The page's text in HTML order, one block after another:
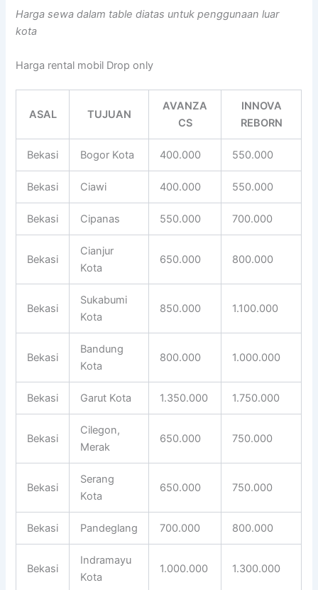
Harga sewa dalam table diatas untuk penggunaan luar
kota
Harga rental mobil Drop only
ASAL TUJUAN
AVANZA
CS
INNOVA
REBORN
Bekasi Bogor Kota 400.000 550.000
Bekasi Ciawi 400.000 550.000
Bekasi Cipanas 550.000 700.000
Bekasi
Cianjur
Kota
650.000 800.000
Bekasi
Sukabumi
Kota
850.000 1.100.000
Bekasi
Bandung
Kota
800.000 1.000.000
Bekasi Garut Kota 1.350.000 1.750.000
Bekasi
Cilegon,
Merak
650.000 750.000
Bekasi
Serang
Kota
650.000 750.000
Bekasi Pandeglang 700.000 800.000
Bekasi
Indramayu
Kota
1.000.000 1.300.000